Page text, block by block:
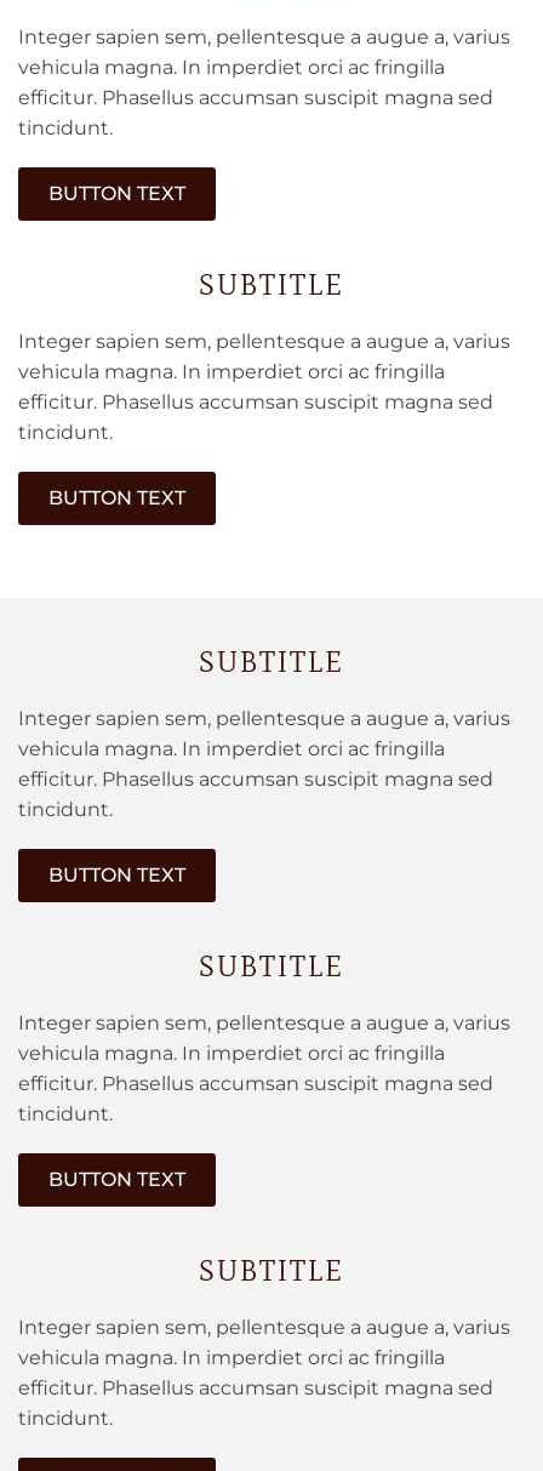
Integer sapien sem, pellentesque a augue a, varius
vehicula magna. In imperdiet orci ac fringilla
efficitur. Phasellus accumsan suscipit magna sed
tincidunt.
BUTTON TEXT
SUBTITLE
Integer sapien sem, pellentesque a augue a, varius
vehicula magna. In imperdiet orci ac fringilla
efficitur. Phasellus accumsan suscipit magna sed
tincidunt.
BUTTON TEXT
SUBTITLE
Integer sapien sem, pellentesque a augue a, varius
vehicula magna. In imperdiet orci ac fringilla
efficitur. Phasellus accumsan suscipit magna sed
tincidunt.
BUTTON TEXT
SUBTITLE
Integer sapien sem, pellentesque a augue a, varius
vehicula magna. In imperdiet orci ac fringilla
efficitur. Phasellus accumsan suscipit magna sed
tincidunt.
BUTTON TEXT
SUBTITLE
Integer sapien sem, pellentesque a augue a, varius
vehicula magna. In imperdiet orci ac fringilla
efficitur. Phasellus accumsan suscipit magna sed
tincidunt.